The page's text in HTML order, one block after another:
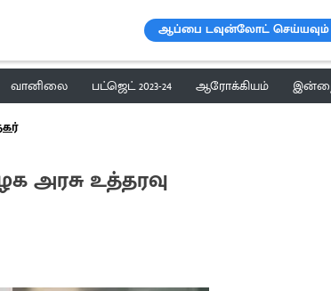
ஆப்பை டவுன்லோட் செய்யவும்
வானிலை பட்ஜெட் 2023-24 ஆரோக்கியம்
அரசு உத்தரவு